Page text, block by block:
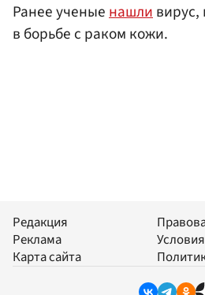
Ранее ученыенашли
в борьбе с раком кожи.
Редакция
Реклама
Карта сайта